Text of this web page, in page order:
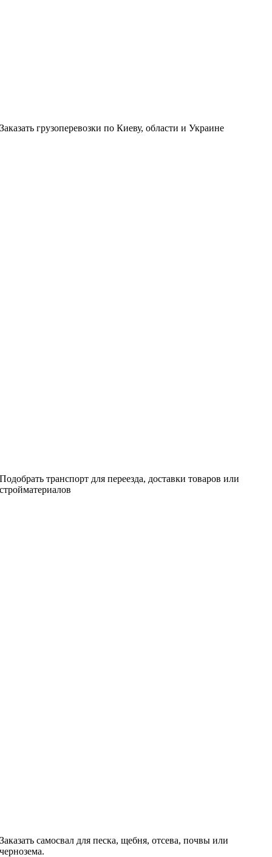
Заказать грузоперевозки по Киеву, области и Украине
Подобрать транспорт для переезда, доставки товаров или
стройматериалов
Заказать самосвал для песка, щебня, отсева, почвы или
чернозема.